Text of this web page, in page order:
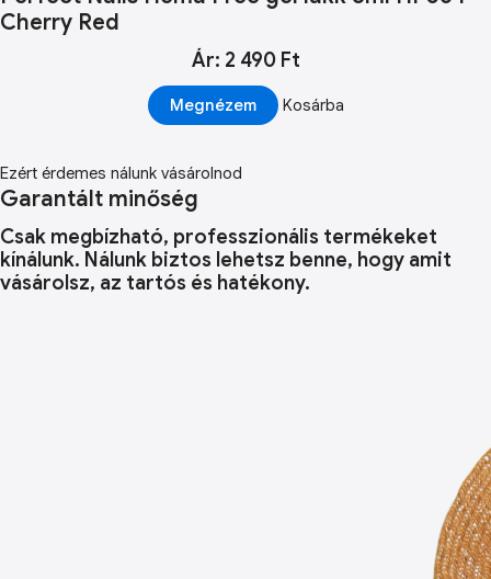
Cherry Red
Ár: 2 490 Ft
Megnézem Kosárba
Ezért érdemes nálunk vásárolnod
Garantált minőség
Csak megbízható, professzionális termékeket
kínálunk. Nálunk biztos lehetsz benne, hogy amit
vásárolsz, az tartós és hatékony.